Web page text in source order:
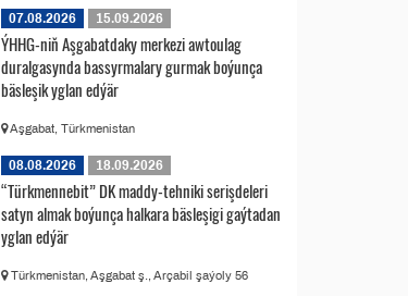
07.08.2026 15.09.2026
ÝHHG-niň Aşgabatdaky merkezi awtoulag
duralgasynda bassyrmalary gurmak boýunça
bäsleşik yglan edýär
Aşgabat, Türkmenistan
08.08.2026 18.09.2026
“Türkmennebit” DK maddy-tehniki serişdeleri
satyn almak boýunça halkara bäsleşigi gaýtadan
yglan edýär
Türkmenistan, Aşgabat ş., Arçabil şaýoly 56